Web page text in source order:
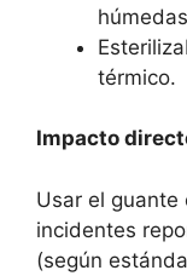
térmico.
Impacto
Usar el guante
incidentes
(según